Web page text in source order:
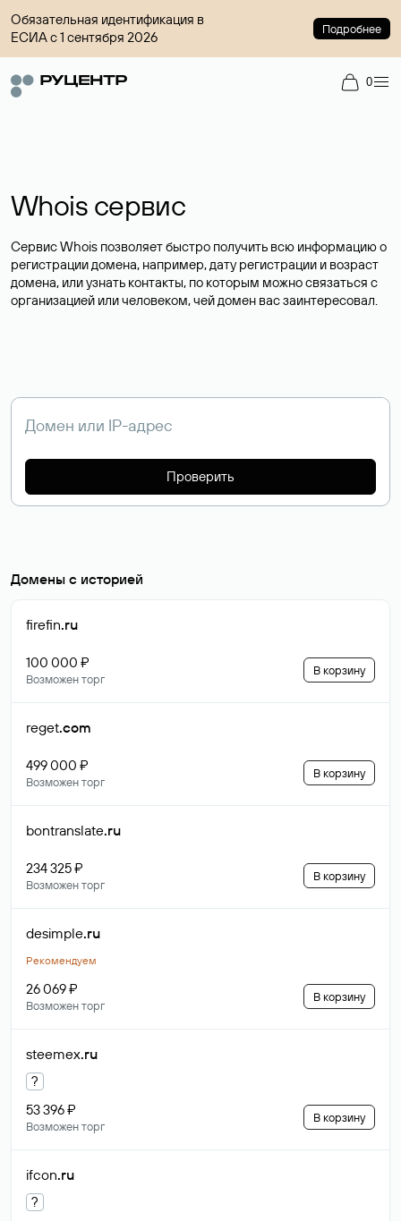
Обязательная идентификация в
ЕСИА с 1 сентября 2026
Подробнее
0
Whois сервис
Сервис Whois позволяет быстро получить всю информацию о
регистрации домена, например, дату регистрации и возраст
домена, или узнать контакты, по которым можно связаться с
организацией или человеком, чей домен вас заинтересовал.
Проверить
Домены с историей
firefin.ru
100 000 ₽
Возможен торг
В корзину
reget.com
499 000 ₽
Возможен торг
В корзину
bontranslate.ru
234 325 ₽
Возможен торг
В корзину
desimple.ru
Рекомендуем
26 069 ₽
Возможен торг
В корзину
steemex.ru
?
53 396 ₽
Возможен торг
В корзину
ifcon.ru
?